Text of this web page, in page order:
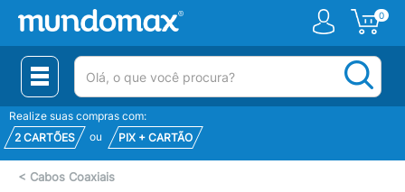
0
(pesquisar)
Realize suas compras com:
2 CARTÕES
ou PIX + CARTÃO
< Cabos Coaxiais